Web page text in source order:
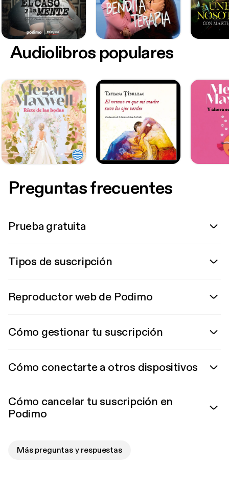
Audiolibros populares
Preguntas frecuentes
Prueba gratuita
Tipos de suscripción
Reproductor web de Podimo
Cómo gestionar tu suscripción
Cómo conectarte a otros dispositivos
Cómo cancelar tu suscripción en
Podimo
Más preguntas y respuestas